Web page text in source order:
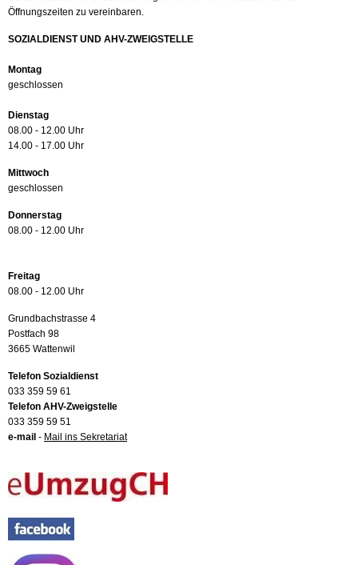
Öffnungszeiten zu vereinbaren.
SOZIALDIENST UND AHV-ZWEIGSTELLE
Montag
geschlossen
Dienstag
08.00 - 12.00 Uhr
14.00 - 17.00 Uhr
Mittwoch
geschlossen
Donnerstag
08.00 - 12.00 Uhr
Freitag
08.00 - 12.00 Uhr
Grundbachstrasse 4
Postfach 98
3665 Wattenwil
Telefon Sozialdienst
033 359 59 61
Telefon AHV-Zweigstelle
033 359 59 51
e-mail - Mail ins Sekretariat